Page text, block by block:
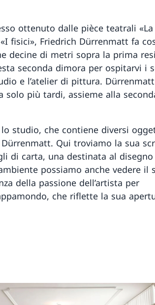
ottenuto dalle pièce teatrali
fisici», Friedrich Dürrenmatt fa
decine di metri sopra la prima
seconda dimora per ospitarvi i
e l’atelier di pittura.
solo più tardi, assieme alla
studio, che contiene diversi
Qui troviamo la sua
di carta, una destinata al disegno
possiamo anche vedere il
della passione dell’artista per
che riflette la sua